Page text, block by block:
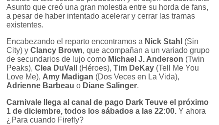
Asunto que creó una gran molestia entre su horda de fans,
a pesar de haber intentado acelerar y cerrar las tramas
existentes.
Encabezando el reparto encontramos a Nick Stahl (Sin
City) yClancy Brown, que acompañan a un variado grupo
de secundarios de lujo como Michael J. Anderson (Twin
Peaks),Clea DuVall (Héroes),Tim DeKay (Tell Me You
Love Me), Amy Madigan (Dos Veces en La Vida),
Adrienne Barbeau o Diane Salinger.
Carnivale llega al canal de pago Dark Teuve el próximo
1 de diciembre, todos los sábados a las 22:00. Y ahora
¿Para cuando Firefly?